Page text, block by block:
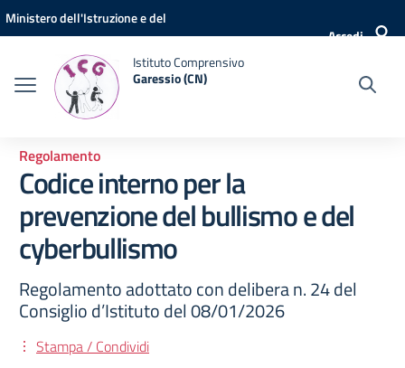
Vai ai contenuti
Vai al menu di navigazione
Vai al footer
Ministero dell'Istruzione e del
Accedi
Istituto Comprensivo
Garessio (CN)
Regolamento
Codice interno per la
prevenzione del bullismo e del
cyberbullismo
Regolamento adottato con delibera n. 24 del
Consiglio d’Istituto del 08/01/2026
Stampa / Condividi